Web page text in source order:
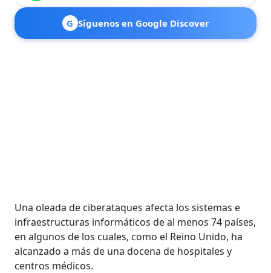
G Síguenos en Google Discover
Una oleada de ciberataques afecta los sistemas e
infraestructuras informáticos de al menos 74 países,
en algunos de los cuales, como el Reino Unido, ha
alcanzado a más de una docena de hospitales y
centros médicos.